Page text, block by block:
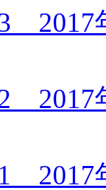
2017
2017
2017